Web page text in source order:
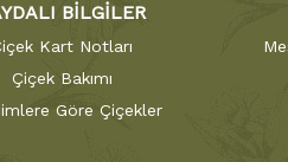
BİLGİLER
Kart Notları
Çiçek Bakımı
Göre Çiçekler